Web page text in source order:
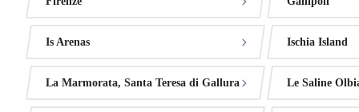
Is Arenas Ischia Island
La Marmorata, Santa Teresa di Gallura Le Saline